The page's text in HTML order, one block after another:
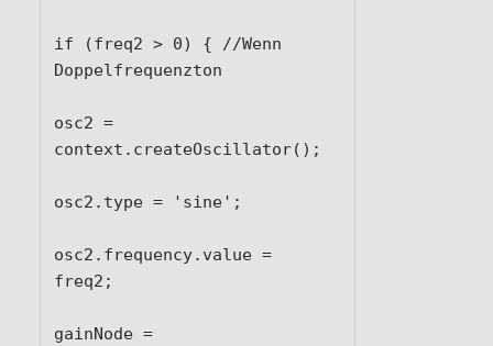
if (freq2 > 0) { //Wenn
Doppelfrequenzton
osc2 =
context.createOscillator();
osc2.type = 'sine';
osc2.frequency.value =
freq2;
gainNode =